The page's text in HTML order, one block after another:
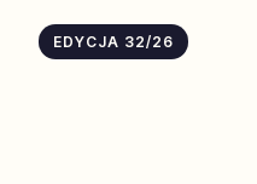
EDYCJA 32/26